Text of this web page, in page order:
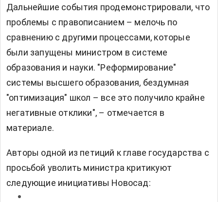
Дальнейшие события продемонстрировали, что
проблемы с правописанием – мелочь по
сравнению с другими процессами, которые
были запущены министром в системе
образования и науки. "Реформирование"
системы высшего образования, бездумная
"оптимизация" школ – все это получило крайне
негативные отклики", – отмечается в
материале.
Авторы одной из петиций к главе государства с
просьбой уволить министра критикуют
следующие инициативы Новосад: